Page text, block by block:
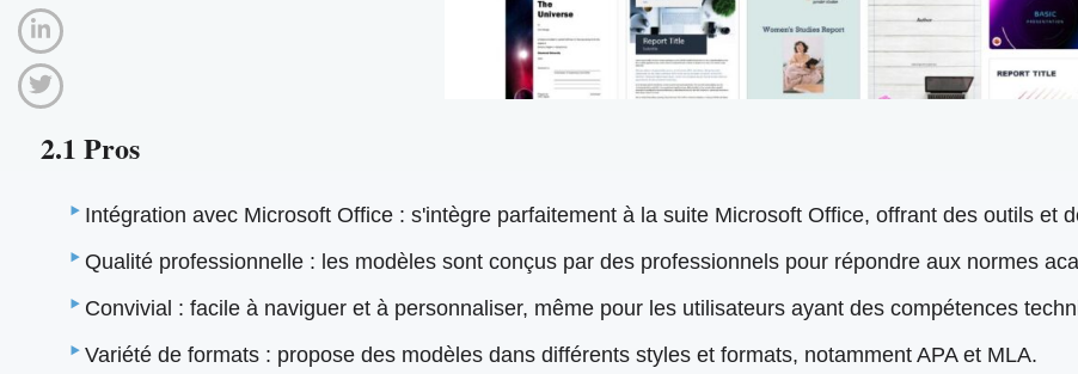
2.1 Pros
Intégration avec Microsoft Office : s'intègre parfaitement à la suite Microsoft Office, offrant des outils et
Qualité professionnelle : les modèles sont conçus par des professionnels pour répondre aux normes
Convivial : facile à naviguer et à personnaliser, même pour les utilisateurs ayant des compétences
Variété de formats : propose des modèles dans différents styles et formats, notamment APA et MLA.